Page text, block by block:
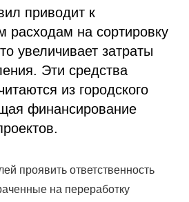
приводит к
расходам на сортировку
увеличивает затраты
Эти средства
из городского
финансирование
проявить ответственность
на переработку